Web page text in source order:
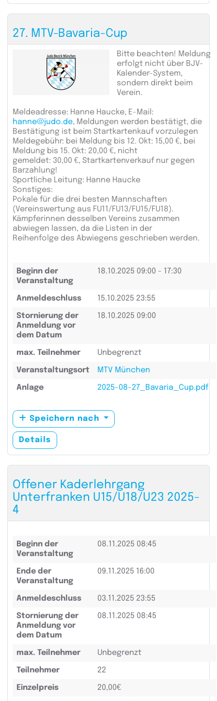
27. MTV-Bavaria-Cup
Bitte beachten! Meldung
erfolgt nicht über BJV-
Kalender-System,
sondern direkt beim
Verein.
Meldeadresse: Hanne Haucke, E-Mail:
hanne@judo.de, Meldungen werden bestätigt, die
Bestätigung ist beim Startkartenkauf vorzulegen
Meldegebühr: bei Meldung bis 12. Okt: 15,00 €, bei
Meldung bis 15. Okt: 20,00 €, nicht
gemeldet: 30,00 €, Startkartenverkauf nur gegen
Barzahlung!
Sportliche Leitung: Hanne Haucke
Sonstiges:
Pokale für die drei besten Mannschaften
(Vereinswertung aus FU11/FU13/FU15/FU18).
Kämpferinnen desselben Vereins zusammen
abwiegen lassen, da die Listen in der
Reihenfolge des Abwiegens geschrieben werden.
Beginn der
Veranstaltung
18.10.2025 09:00 - 17:30
Anmeldeschluss 15.10.2025 23:55
Stornierung der
Anmeldung vor
dem Datum
18.10.2025 09:00
max. Teilnehmer Unbegrenzt
Veranstaltungsort MTV München
Anlage 2025-08-27_Bavaria_Cup.pdf
Speichern nach
Details
Offener Kaderlehrgang
Unterfranken U15/U18/U23 2025-
4
Beginn der
Veranstaltung
08.11.2025 08:45
Ende der
Veranstaltung
09.11.2025 16:00
Anmeldeschluss 03.11.2025 23:55
Stornierung der
Anmeldung vor
dem Datum
08.11.2025 08:45
max. Teilnehmer Unbegrenzt
Teilnehmer 22
Einzelpreis 20,00€